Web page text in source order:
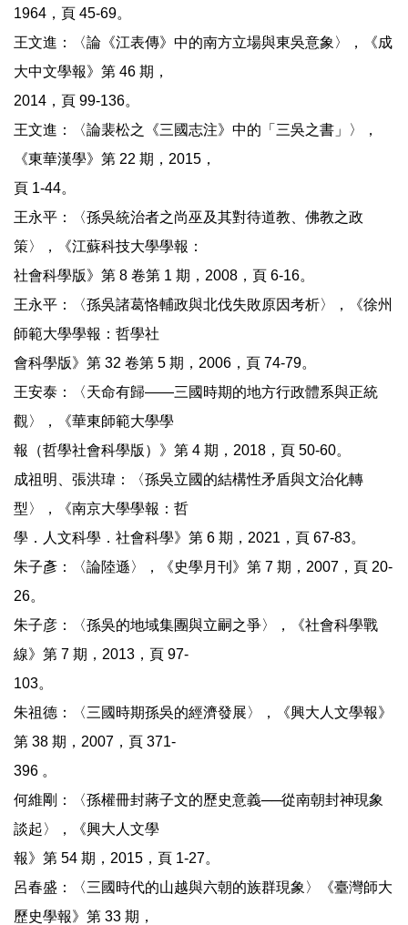
1964，頁 45-69。
王文進：〈論《江表傳》中的南方立場與東吳意象〉，《成
大中文學報》第 46 期，
2014，頁 99-136。
王文進：〈論裴松之《三國志注》中的「三吳之書」〉，
《東華漢學》第 22 期，2015，
頁 1-44。
王永平：〈孫吳統治者之尚巫及其對待道教、佛教之政
策〉，《江蘇科技大學學報：
社會科學版》第 8 卷第 1 期，2008，頁 6-16。
王永平：〈孫吳諸葛恪輔政與北伐失敗原因考析〉，《徐州
師範大學學報：哲學社
會科學版》第 32 卷第 5 期，2006，頁 74-79。
王安泰：〈天命有歸——三國時期的地方行政體系與正統
觀〉，《華東師範大學學
報（哲學社會科學版）》第 4 期，2018，頁 50-60。
成祖明、張洪瑋：〈孫吳立國的結構性矛盾與文治化轉
型〉，《南京大學學報：哲
學．人文科學．社會科學》第 6 期，2021，頁 67-83。
朱子彥：〈論陸遜〉，《史學月刊》第 7 期，2007，頁 20-
26。
朱子彦：〈孫吳的地域集團與立嗣之爭〉，《社會科學戰
線》第 7 期，2013，頁 97-
103。
朱祖德：〈三國時期孫吳的經濟發展〉，《興大人文學報》
第 38 期，2007，頁 371-
396 。
何維剛：〈孫權冊封蔣子文的歷史意義──從南朝封神現象
談起〉，《興大人文學
報》第 54 期，2015，頁 1-27。
呂春盛：〈三國時代的山越與六朝的族群現象〉《臺灣師大
歷史學報》第 33 期，